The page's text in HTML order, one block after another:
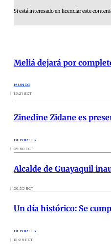
Si está interesado en licenciar este
Meliá dejará por
MUNDO
15:21 ECT
Zinedine Zidane es
DEPORTES
09:50 ECT
Alcalde de Guayaquil
06:25 ECT
Un día histórico: Se
DEPORTES
12:25 ECT